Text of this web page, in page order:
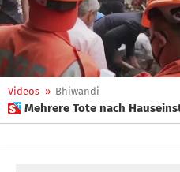
Videos » Bhiwandi
 Mehrere Tote nach